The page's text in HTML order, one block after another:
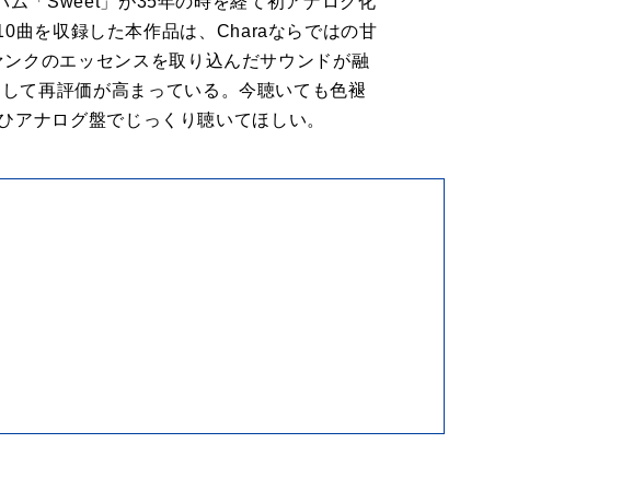
曲を収録した本作品は、Charaならではの甘
クのエッセンスを取り込んだサウンドが融
て再評価が高まっている。今聴いても色褪
ナログ盤でじっくり聴いてほしい。